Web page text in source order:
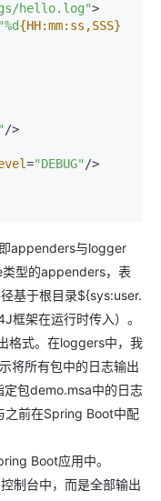
hello.log">
"%d{HH:mm:ss,SSS}
/>
="DEBUG" />
appenders与logger
型的appenders，表
基于根目录${sys:user.
框架在运行时传入）。
格式。在loggers中，我
将所有包中的日志输出
定包demo.msa中的日志
之前在Spring Boot中配
Boot应用中。
制台中，而是全部输出